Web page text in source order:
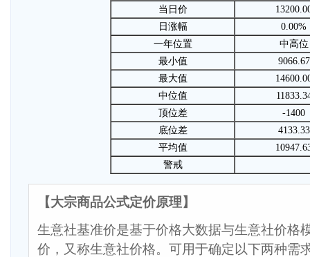
当日价
日涨幅
0.00%
一年位置
中高位
最小值
9066.67
最大值
中位值
顶位差
-1400
底位差
4133.33
平均值
警戒
【大宗商品公式定价原理】
生意社基准价是基于价格大数据与生意社价格
价，又称生意社价格。可用于确定以下两种需